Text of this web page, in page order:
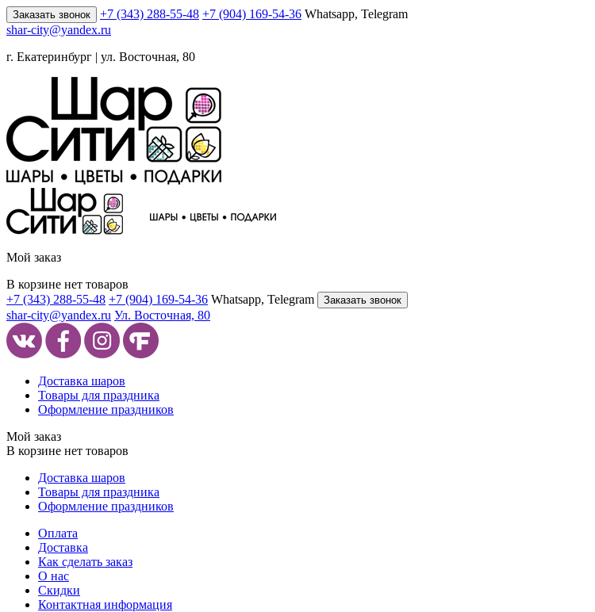
Заказать звонок +7 (343) 288-55-48 +7 (904) 169-54-36 Whatsapp, Telegram
shar-city@yandex.ru
г. Екатеринбург | ул. Восточная, 80
Мой заказ
В корзине нет товаров
+7 (343) 288-55-48 +7 (904) 169-54-36 Whatsapp, Telegram Заказать звонок
shar-city@yandex.ru Ул. Восточная, 80
Доставка шаров
Товары для праздника
Оформление праздников
Мой заказ
В корзине нет товаров
Доставка шаров
Товары для праздника
Оформление праздников
Оплата
Доставка
Как сделать заказ
О нас
Скидки
Контактная информация